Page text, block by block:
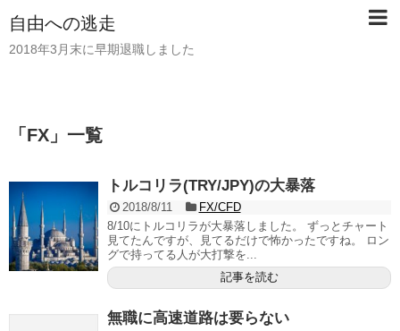
自由への逃走
2018年3月末に早期退職しました
「 FX 」 一覧
トルコリラ(TRY/JPY)の大暴落
2018/8/11
FX/CFD
8/10にトルコリラが大暴落しました。 ずっとチャート
見てたんですが、見てるだけで怖かったですね。 ロン
グで持ってる人が大打撃を...
記事を読む
無職に高速道路は要らない